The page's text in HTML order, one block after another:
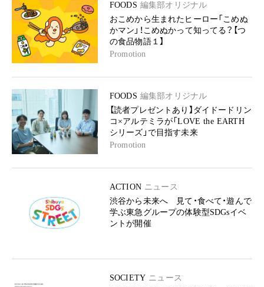
FOODS 編集部オリジナル
おこめから生まれたヒーロー「こめぬ
かマン」！こめぬかって知ってる？【つ
の食品物語１】
Promotion
FOODS 編集部オリジナル
【読者プレゼントあり】ダイドードリン
コ×アルテミラが「LOVE the EARTH
シリーズ」で目指す未来
Promotion
ACTION ニュース
渋谷から未来へ 見て・食べて・遊んで
学ぶ東急グループの体験型SDGsイベ
ントが開催
SOCIETY ニュース